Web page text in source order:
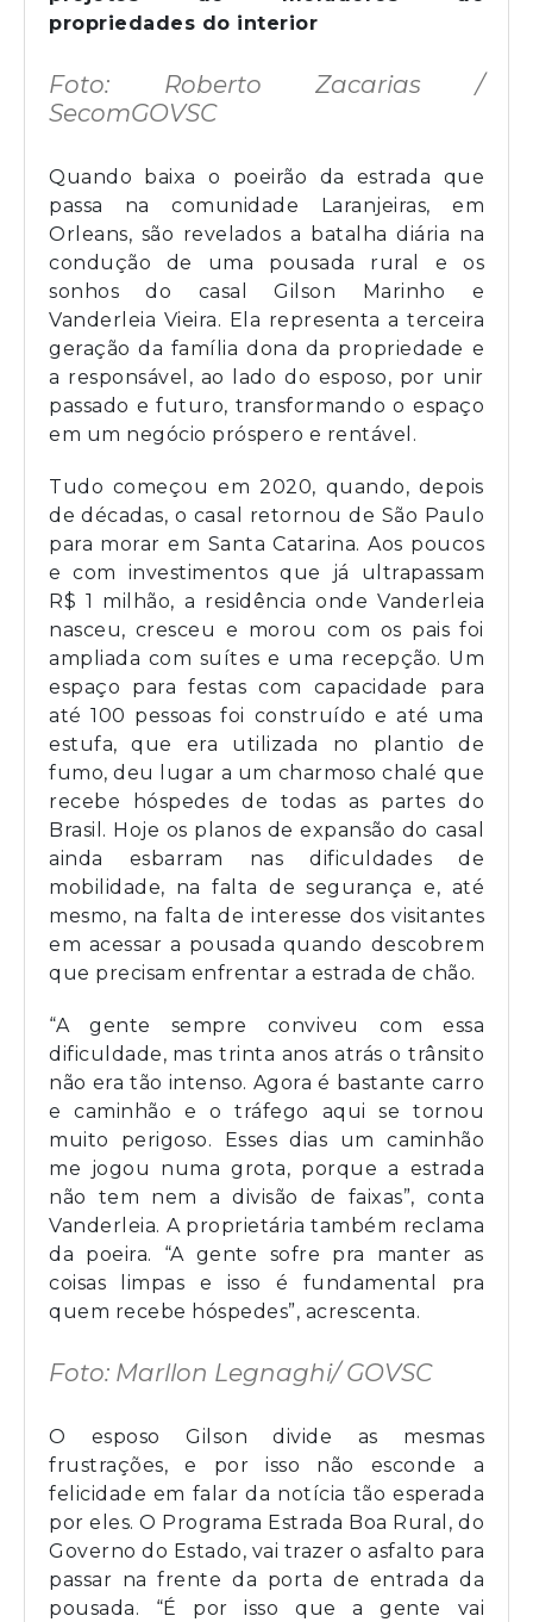
propriedades do interior
Foto: Roberto Zacarias /
SecomGOVSC
Quando baixa o poeirão da estrada que
passa na comunidade Laranjeiras, em
Orleans, são revelados a batalha diária na
condução de uma pousada rural e os
sonhos do casal Gilson Marinho e
Vanderleia Vieira. Ela representa a terceira
geração da família dona da propriedade e
a responsável, ao lado do esposo, por unir
passado e futuro, transformando o espaço
em um negócio próspero e rentável.
Tudo começou em 2020, quando, depois
de décadas, o casal retornou de São Paulo
para morar em Santa Catarina. Aos poucos
e com investimentos que já ultrapassam
R$ 1 milhão, a residência onde Vanderleia
nasceu, cresceu e morou com os pais foi
ampliada com suítes e uma recepção. Um
espaço para festas com capacidade para
até 100 pessoas foi construído e até uma
estufa, que era utilizada no plantio de
fumo, deu lugar a um charmoso chalé que
recebe hóspedes de todas as partes do
Brasil. Hoje os planos de expansão do casal
ainda esbarram nas dificuldades de
mobilidade, na falta de segurança e, até
mesmo, na falta de interesse dos visitantes
em acessar a pousada quando descobrem
que precisam enfrentar a estrada de chão.
“A gente sempre conviveu com essa
dificuldade, mas trinta anos atrás o trânsito
não era tão intenso. Agora é bastante carro
e caminhão e o tráfego aqui se tornou
muito perigoso. Esses dias um caminhão
me jogou numa grota, porque a estrada
não tem nem a divisão de faixas”, conta
Vanderleia. A proprietária também reclama
da poeira. “A gente sofre pra manter as
coisas limpas e isso é fundamental pra
quem recebe hóspedes”, acrescenta.
Foto: Marllon Legnaghi/ GOVSC
O esposo Gilson divide as mesmas
frustrações, e por isso não esconde a
felicidade em falar da notícia tão esperada
por eles. O Programa Estrada Boa Rural, do
Governo do Estado, vai trazer o asfalto para
passar na frente da porta de entrada da
pousada. “É por isso que a gente vai